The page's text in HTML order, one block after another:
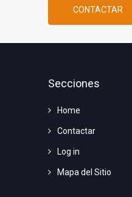
CONTACTAR
Secciones
Home
Contactar
Log in
Mapa del Sitio